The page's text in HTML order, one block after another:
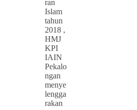
ran
Islam
tahun
2018 ,
HMJ
KPI
IAIN
Pekalo
ngan
menye
lengga
rakan